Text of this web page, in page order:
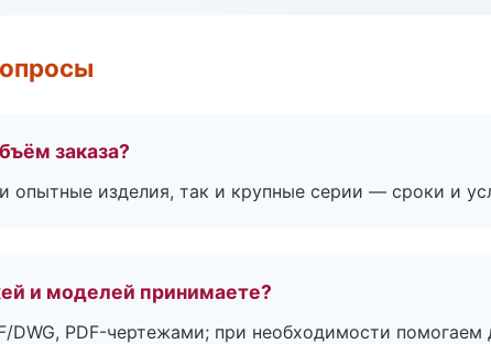
заказа?
опытные изделия, так и крупные серии — сроки и
и моделей принимаете?
DWG, PDF-чертежами; при необходимости